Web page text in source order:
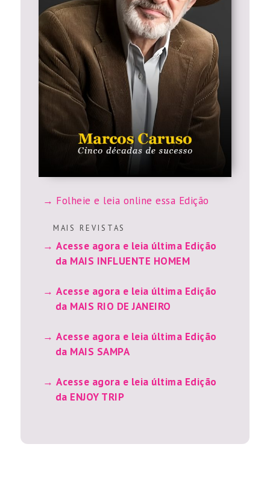
Folheie e leia online essa Edição
M A I S R E V I S T A S
Acesse agora e leia última Edição
da MAIS INFLUENTE HOMEM
Acesse agora e leia última Edição
da MAIS RIO DE JANEIRO
Acesse agora e leia última Edição
da MAIS SAMPA
Acesse agora e leia última Edição
da ENJOY TRIP